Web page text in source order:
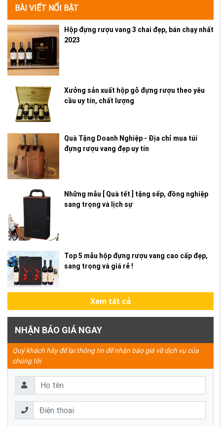
BÀI VIẾT NỔI BẬT
Hộp đựng rượu vang 3 chai đẹp, bán chạy nhất
2023
Xưởng sản xuất hộp gỗ đựng rượu theo yêu
cầu uy tín, chất lượng
Quà Tặng Doanh Nghiệp - Địa chỉ mua túi
đựng rượu vang đẹp uy tín
Những mẫu [ Quà tết ] tặng sếp, đồng nghiệp
sang trọng và lịch sự
Top 5 mẫu hộp đựng rượu vang cao cấp đẹp,
sang trọng và giá rẻ !
Xem tất cả
NHẬN BÁO GIÁ NGAY
Quý khách hãy để lại thông tin để nhận báo giá về dịch vụ của
chúng tôi